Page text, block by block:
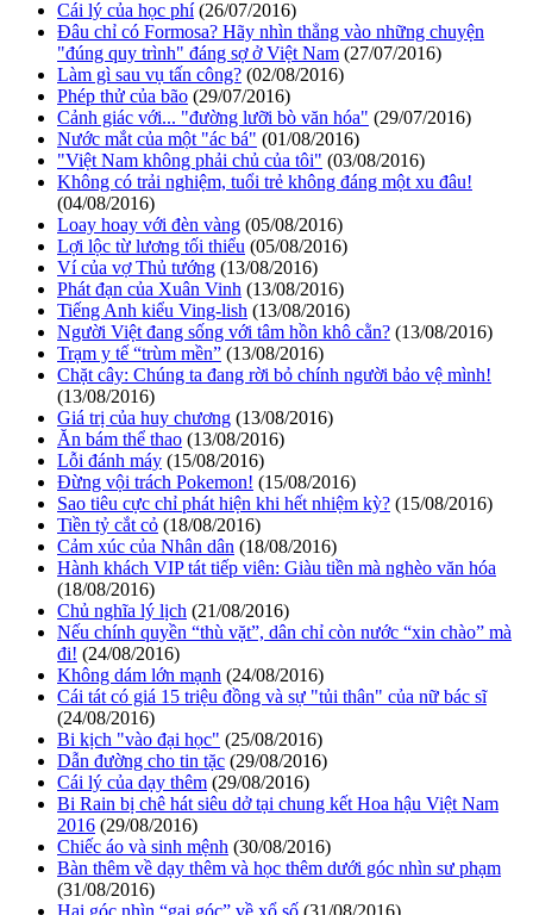
Cái lý của học phí (26/07/2016)
Đâu chỉ có Formosa? Hãy nhìn thẳng vào những chuyện
"đúng quy trình" đáng sợ ở Việt Nam (27/07/2016)
Làm gì sau vụ tấn công? (02/08/2016)
Phép thử của bão (29/07/2016)
Cảnh giác với... "đường lưỡi bò văn hóa" (29/07/2016)
Nước mắt của một "ác bá" (01/08/2016)
"Việt Nam không phải chủ của tôi" (03/08/2016)
Không có trải nghiệm, tuổi trẻ không đáng một xu đâu!
(04/08/2016)
Loay hoay với đèn vàng (05/08/2016)
Lợi lộc từ lương tối thiểu (05/08/2016)
Ví của vợ Thủ tướng (13/08/2016)
Phát đạn của Xuân Vinh (13/08/2016)
Tiếng Anh kiểu Ving-lish (13/08/2016)
Người Việt đang sống với tâm hồn khô cằn? (13/08/2016)
Trạm y tế “trùm mền” (13/08/2016)
Chặt cây: Chúng ta đang rời bỏ chính người bảo vệ mình!
(13/08/2016)
Giá trị của huy chương (13/08/2016)
Ăn bám thể thao (13/08/2016)
Lỗi đánh máy (15/08/2016)
Đừng vội trách Pokemon! (15/08/2016)
Sao tiêu cực chỉ phát hiện khi hết nhiệm kỳ? (15/08/2016)
Tiền tỷ cắt cỏ (18/08/2016)
Cảm xúc của Nhân dân (18/08/2016)
Hành khách VIP tát tiếp viên: Giàu tiền mà nghèo văn hóa
(18/08/2016)
Chủ nghĩa lý lịch (21/08/2016)
Nếu chính quyền “thù vặt”, dân chỉ còn nước “xin chào” mà
đi! (24/08/2016)
Không dám lớn mạnh (24/08/2016)
Cái tát có giá 15 triệu đồng và sự "tủi thân" của nữ bác sĩ
(24/08/2016)
Bi kịch "vào đại học" (25/08/2016)
Dẫn đường cho tin tặc (29/08/2016)
Cái lý của dạy thêm (29/08/2016)
Bi Rain bị chê hát siêu dở tại chung kết Hoa hậu Việt Nam
2016 (29/08/2016)
Chiếc áo và sinh mệnh (30/08/2016)
Bàn thêm về dạy thêm và học thêm dưới góc nhìn sư phạm
(31/08/2016)